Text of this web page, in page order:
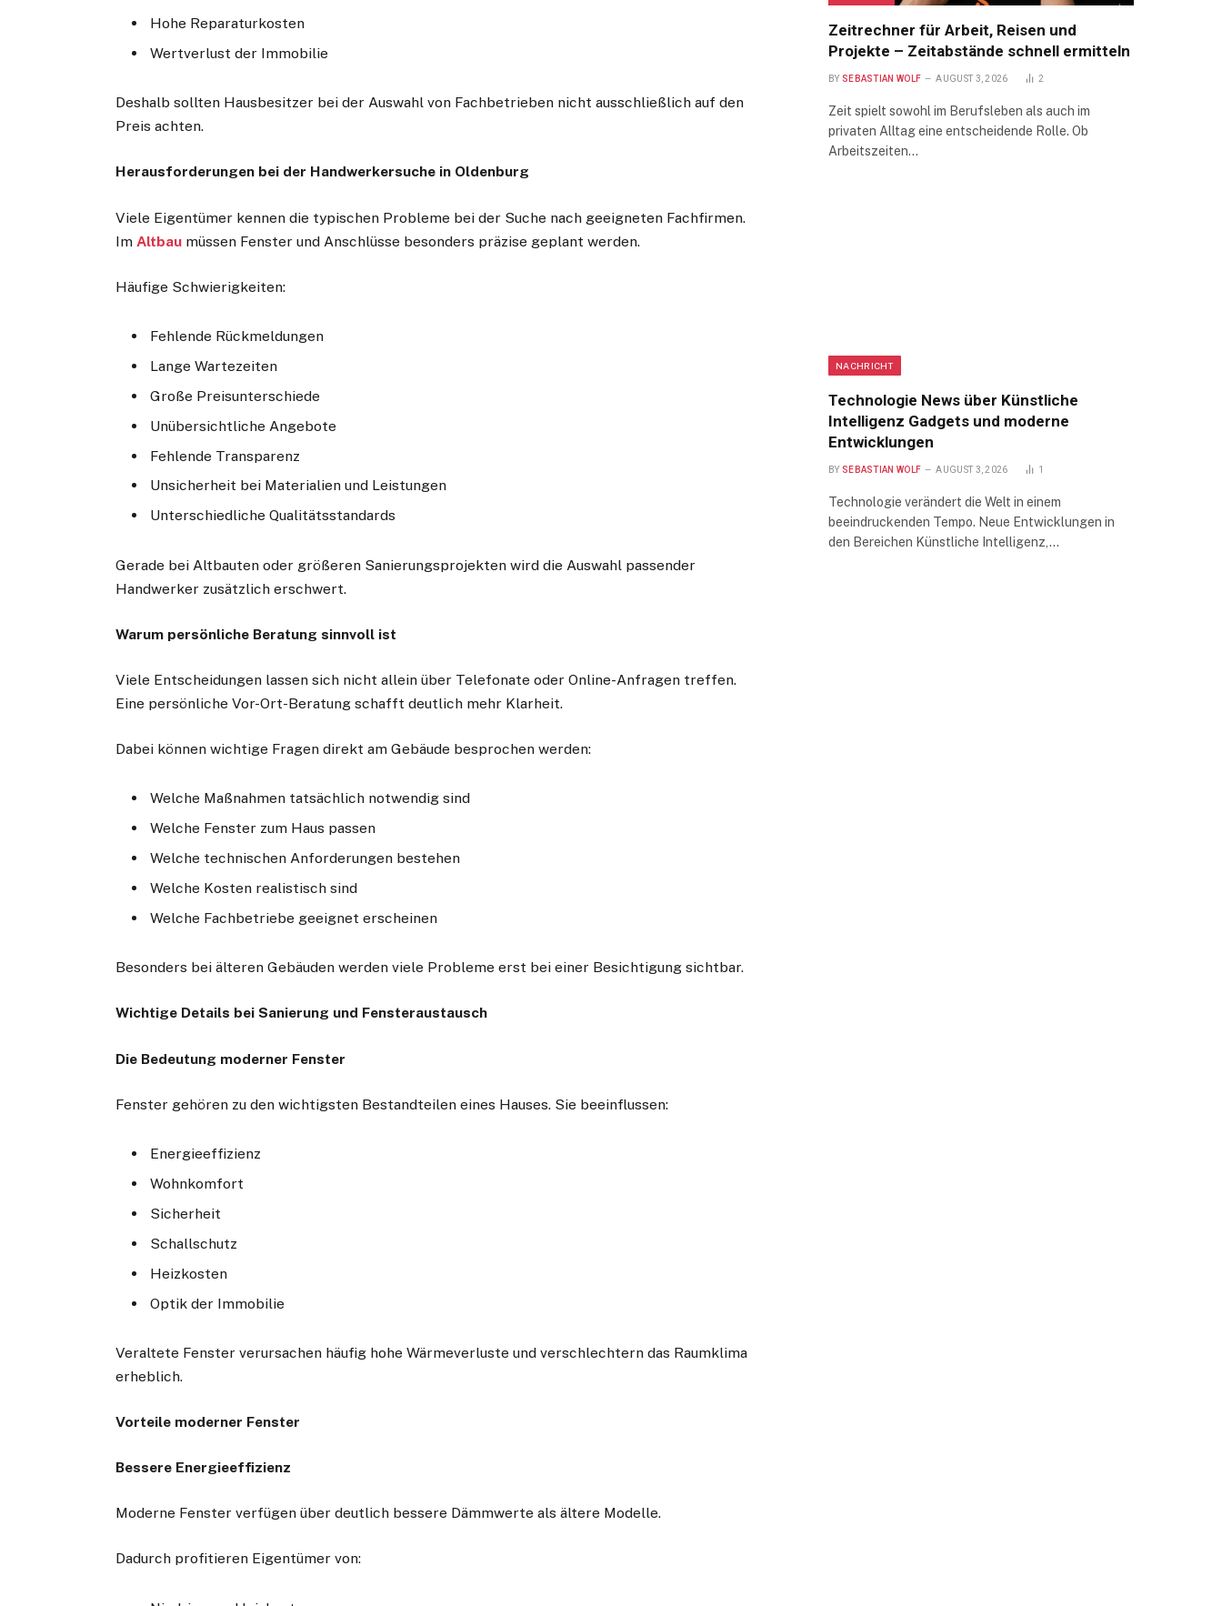
Hohe Reparaturkosten
Wertverlust der Immobilie
Deshalb sollten Hausbesitzer bei der Auswahl von Fachbetrieben nicht ausschließlich auf den
Preis achten.
Herausforderungen bei der Handwerkersuche in Oldenburg
Viele Eigentümer kennen die typischen Probleme bei der Suche nach geeigneten Fachfirmen.
Im Altbau müssen Fenster und Anschlüsse besonders präzise geplant werden.
Häufige Schwierigkeiten:
Fehlende Rückmeldungen
Lange Wartezeiten
Große Preisunterschiede
Unübersichtliche Angebote
Fehlende Transparenz
Unsicherheit bei Materialien und Leistungen
Unterschiedliche Qualitätsstandards
Gerade bei Altbauten oder größeren Sanierungsprojekten wird die Auswahl passender
Handwerker zusätzlich erschwert.
Warum persönliche Beratung sinnvoll ist
Viele Entscheidungen lassen sich nicht allein über Telefonate oder Online-Anfragen treffen.
Eine persönliche Vor-Ort-Beratung schafft deutlich mehr Klarheit.
Dabei können wichtige Fragen direkt am Gebäude besprochen werden:
Welche Maßnahmen tatsächlich notwendig sind
Welche Fenster zum Haus passen
Welche technischen Anforderungen bestehen
Welche Kosten realistisch sind
Welche Fachbetriebe geeignet erscheinen
Besonders bei älteren Gebäuden werden viele Probleme erst bei einer Besichtigung sichtbar.
Wichtige Details bei Sanierung und Fensteraustausch
Die Bedeutung moderner Fenster
Fenster gehören zu den wichtigsten Bestandteilen eines Hauses. Sie beeinflussen:
Energieeffizienz
Wohnkomfort
Sicherheit
Schallschutz
Heizkosten
Optik der Immobilie
Veraltete Fenster verursachen häufig hohe Wärmeverluste und verschlechtern das Raumklima
erheblich.
Vorteile moderner Fenster
Bessere Energieeffizienz
Moderne Fenster verfügen über deutlich bessere Dämmwerte als ältere Modelle.
Dadurch profitieren Eigentümer von:
Zeitrechner für Arbeit, Reisen und
Projekte – Zeitabstände schnell ermitteln
BY SEBASTIAN WOLF AUGUST 3, 2026 2
Zeit spielt sowohl im Berufsleben als auch im
privaten Alltag eine entscheidende Rolle. Ob
Arbeitszeiten…
NACHRICHT
Technologie News über Künstliche
Intelligenz Gadgets und moderne
Entwicklungen
BY SEBASTIAN WOLF AUGUST 3, 2026 1
Technologie verändert die Welt in einem
beeindruckenden Tempo. Neue Entwicklungen in
den Bereichen Künstliche Intelligenz,…